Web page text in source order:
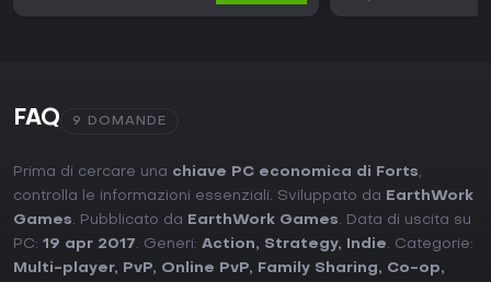
FAQ 9 DOMANDE
Prima di cercare una chiave PC economica di Forts,
controlla le informazioni essenziali. Sviluppato da
EarthWork
Games. Pubblicato da EarthWork Games. Data di uscita su
PC: 19 apr 2017. Generi: Action, Strategy, Indie. Categorie:
Multi-player, PvP, Online PvP, Family Sharing, Co-op,